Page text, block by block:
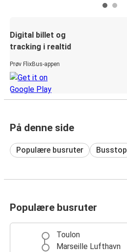
Digital billet og
tracking i realtid
Prøv FlixBus-appen
På denne side
Populære busruter Busstop
Populære busruter
Toulon
Marseille Lufthavn